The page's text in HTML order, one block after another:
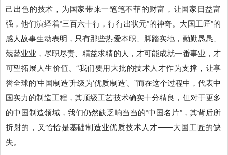
己出色的技术，为国家带来一笔笔不菲的财富，让国家日益富
强，他们演绎着“三百六十行，行行出状元”的神奇。大国工匠”的
感人故事生动表明，只有那些热爱本职、脚踏实地，勤勤恳恳、
兢兢业业，尽职尽责、精益求精的人，才可能成就一番事业，才
可望拓展人生价值。“我们要用大批的技术人才作为支撑，让享
誉全球的‘中国制造’升级为‘优质制造’。”而在这个过程中，代表中
国实力的制造工程，其顶级工艺技术确实十分精良，但对于更多
的中国制造领域，我们仍然缺乏响当当的“中国名片”，其背后所
折射的，又恰恰是基础制造业优质技术人才――大国工匠的缺
失。